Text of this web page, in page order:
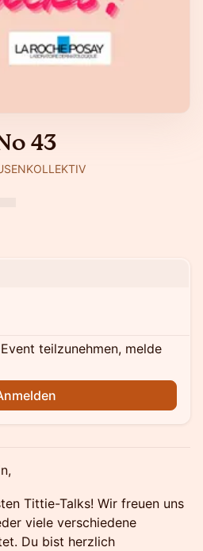
43
teilzunehmen, melde
Tittie-Talks! Wir freuen uns
viele verschiedene
Du bist herzlich